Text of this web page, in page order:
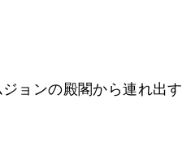
ョンの殿閣から連れ出す